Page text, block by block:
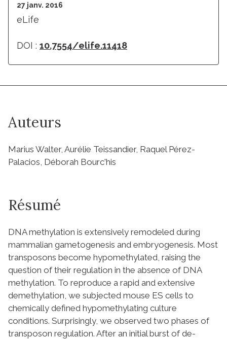
27 janv. 2016
eLife
DOI : 10.7554/elife.11418
Auteurs
Marius Walter, Aurélie Teissandier, Raquel Pérez-
Palacios, Déborah Bourc'his
Résumé
DNA methylation is extensively remodeled during
mammalian gametogenesis and embryogenesis. Most
transposons become hypomethylated, raising the
question of their regulation in the absence of DNA
methylation. To reproduce a rapid and extensive
demethylation, we subjected mouse ES cells to
chemically defined hypomethylating culture
conditions. Surprisingly, we observed two phases of
transposon regulation. After an initial burst of de-